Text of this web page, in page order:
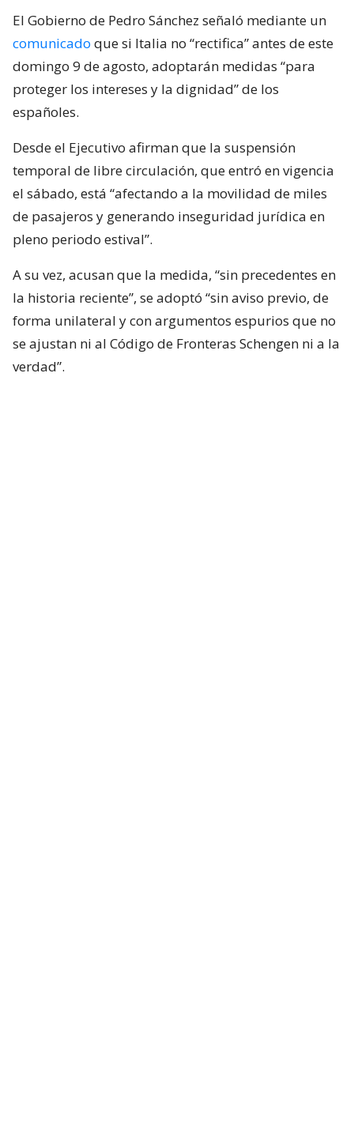
El Gobierno de Pedro Sánchez señaló mediante un
comunicado que si Italia no “rectifica” antes de este
domingo 9 de agosto, adoptarán medidas “para
proteger los intereses y la dignidad” de los
españoles.
Desde el Ejecutivo afirman que la suspensión
temporal de libre circulación, que entró en vigencia
el sábado, está “afectando a la movilidad de miles
de pasajeros y generando inseguridad jurídica en
pleno periodo estival”.
A su vez, acusan que la medida, “sin precedentes en
la historia reciente”, se adoptó “sin aviso previo, de
forma unilateral y con argumentos espurios que no
se ajustan ni al Código de Fronteras Schengen ni a la
verdad”.